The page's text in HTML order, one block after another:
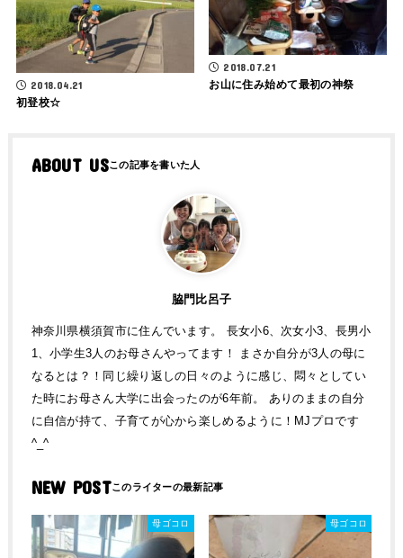
2018.04.21
初登校☆
2018.07.21
お山に住み始めて最初の神祭
ABOUT US
脇門比呂子
神奈川県横須賀市に住んでいます。 長女小6、次女小3、長男小
1、小学生3人のお母さんやってます！ まさか自分が3人の母に
なるとは？！同じ繰り返しの日々のように感じ、悶々としてい
た時にお母さん大学に出会ったのが6年前。 ありのままの自分
に自信が持て、子育てが心から楽しめるように！MJプロです
^_^
NEW POST
母ゴコロ 母ゴコロ